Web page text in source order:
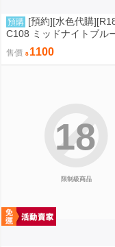
預購 [預約][水色代購
C108 ミッドナイトブル
少女 伊莉雅&克洛伊&美遊
位
售價 1100
限制級商品
18